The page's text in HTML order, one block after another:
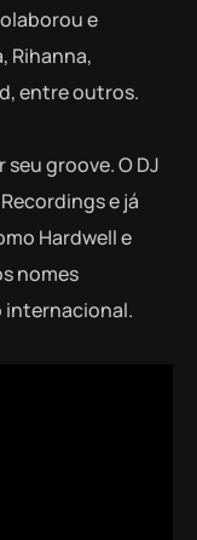
e
Rihanna,
entre outros.
groove. O DJ
e já
Hardwell e
nomes
internacional.